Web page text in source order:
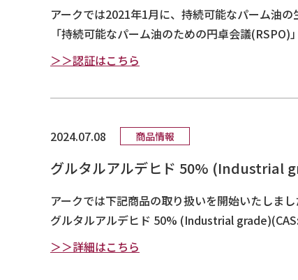
アークでは2021年1月に、持続可能なパーム油
「持続可能なパーム油のための円卓会議(RSPO)
＞＞認証はこちら
2024.07.08 商品情報
グルタルアルデヒド 50% (Industrial
アークでは下記商品の取り扱いを開始いたしまし
グルタルアルデヒド 50% (Industrial
＞＞詳細はこちら